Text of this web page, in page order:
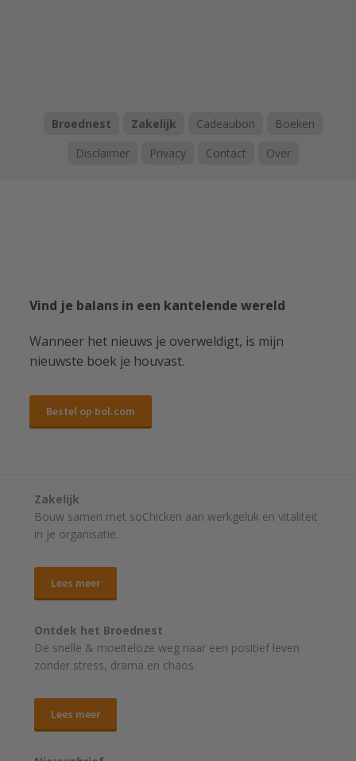
Broednest Zakelijk Cadeaubon
Boeken
Disclaimer
Privacy Contact Over
Vind je balans in een kantelende wereld
Wanneer het nieuws je overweldigt, is mijn
nieuwste boek je houvast.
Bestel op bol.com
Zakelijk
Bouw samen met soChicken aan werkgeluk en vitaliteit
in je organisatie.
Lees meer
Ontdek het Broednest
De snelle & moeiteloze weg naar een positief leven
zonder stress, drama en chaos.
Lees meer